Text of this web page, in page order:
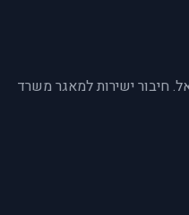
חיבור ישירות למאגר משרד